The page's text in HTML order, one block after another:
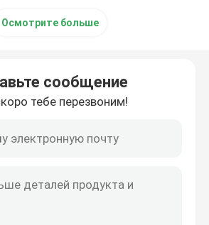
Осмотрите больше
сообщение
тебе перезвоним!